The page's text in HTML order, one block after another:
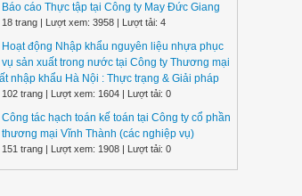
Báo cáo Thực tập tại Công ty May Đức Giang
18 trang | Lượt xem: 3958 | Lượt tải: 4
Hoạt động Nhập khẩu nguyên liệu nhựa phục
vụ sản xuất trong nước tại Công ty Thương mại
nhập khẩu Hà Nội : Thực trạng & Giải pháp
102 trang | Lượt xem: 1604 | Lượt tải: 0
Công tác hạch toán kế toán tại Công ty cổ phần
thương mại Vĩnh Thành (các nghiệp vụ)
151 trang | Lượt xem: 1908 | Lượt tải: 0